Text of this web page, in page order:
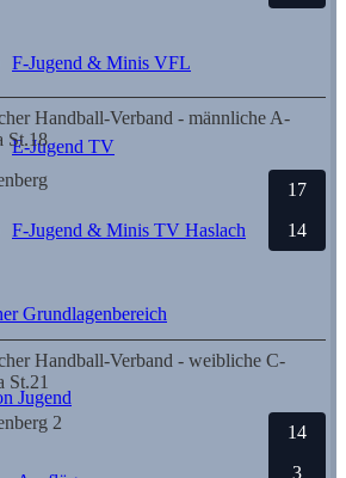
F-Jugend & Minis VFL
E-Jugend TV
F-Jugend & Minis TV Haslach
Grundlagenbereich
Jugend
Handball-Verband - männliche A-
St.18
17
14
Handball-Verband - weibliche C-
St.21
2
14
3